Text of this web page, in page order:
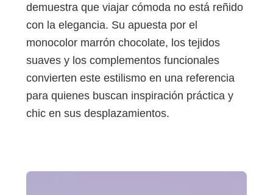
demuestra que viajar cómoda no está reñido
con la elegancia. Su apuesta por el
monocolor marrón chocolate, los tejidos
suaves y los complementos funcionales
convierten este estilismo en una referencia
para quienes buscan inspiración práctica y
chic en sus desplazamientos.